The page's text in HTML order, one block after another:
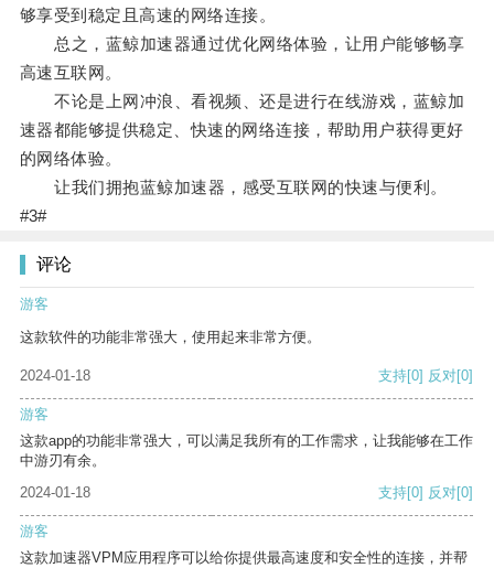
够享受到稳定且高速的网络连接。
总之，蓝鲸加速器通过优化网络体验，让用户能够畅享
高速互联网。
不论是上网冲浪、看视频、还是进行在线游戏，蓝鲸加
速器都能够提供稳定、快速的网络连接，帮助用户获得更好
的网络体验。
让我们拥抱蓝鲸加速器，感受互联网的快速与便利。
#3#
评论
游客
这款软件的功能非常强大，使用起来非常方便。
2024-01-18 支持[0] 反对[0]
游客
这款app的功能非常强大，可以满足我所有的工作需求，让我能够在工作
中游刃有余。
2024-01-18
支持[0] 反对[0]
游客
这款加速器VPM应用程序可以给你提供最高速度和安全性的连接，并帮